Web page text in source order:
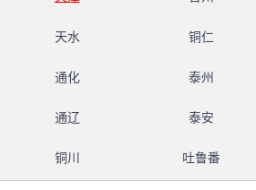
天水 铜仁
通化 泰州
通辽 泰安
铜川 吐鲁番